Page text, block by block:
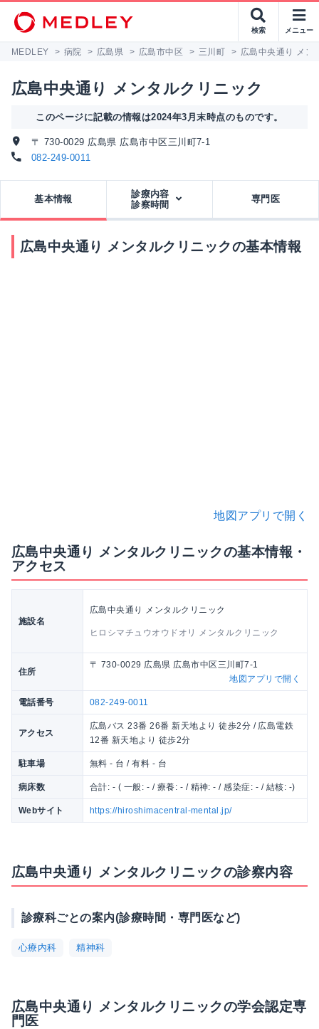
検索 メニュー
MEDLEY > 病院 > 広島県 > 広島市中区 > 三川町 > 広島中央通り メン
広島中央通り メンタルクリニック
このページに記載の情報は2024年3月末時点のものです。
〒 730-0029 広島県 広島市中区三川町7-1
082-249-0011
基本情報
診療内容
診察時間
専門医
広島中央通り メンタルクリニックの基本情報
地図アプリで開く
広島中央通り メンタルクリニックの基本情報・
アクセス
施設名
広島中央通り メンタルクリニック
ヒロシマチュウオウドオリ メンタルクリニック
住所
〒 730-0029 広島県 広島市中区三川町7-1
地図アプリで開く
電話番号 082-249-0011
アクセス
広島バス 23番 26番 新天地より 徒歩2分 / 広島電鉄
12番 新天地より 徒歩2分
駐車場 無料 - 台 / 有料 - 台
病床数 合計: - ( 一般: - / 療養: - / 精神: - / 感染症: - / 結核: -)
Webサイト https://hiroshimacentral-mental.jp/
広島中央通り メンタルクリニックの診察内容
診療科ごとの案内(診療時間・専門医など)
心療内科 精神科
広島中央通り メンタルクリニックの学会認定専
門医